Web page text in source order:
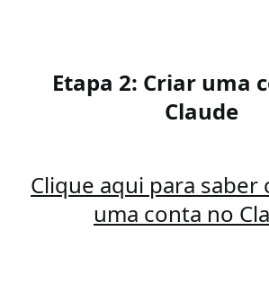
Etapa 2: Criar uma
Claude
Clique aqui para saber
uma conta no